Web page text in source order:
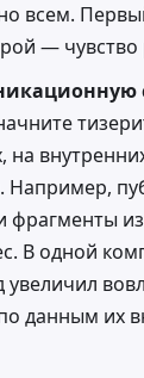
всем.
— чувство
на
Например,
фрагменты
В одной
увеличил
данным их